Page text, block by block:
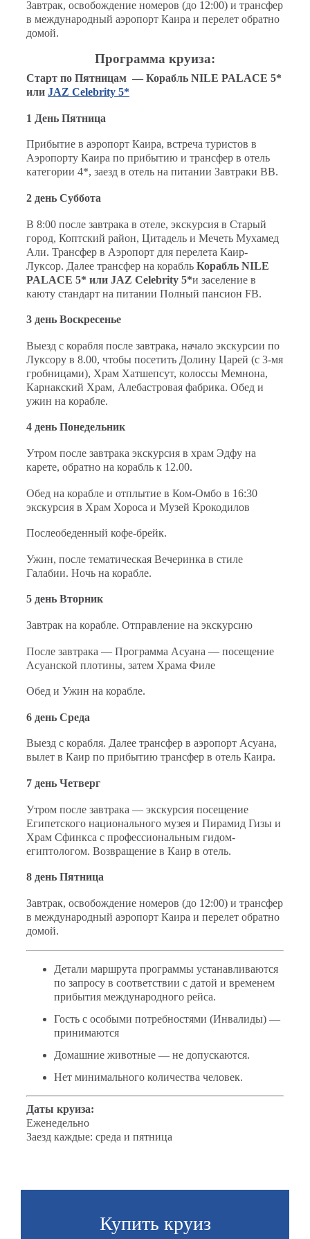
Завтрак, освобождение номеров (до 12:00) и трансфер
в международный аэропорт Каира и перелет обратно
домой.
Программа круиза:
Старт по Пятницам — Корабль NILE PALACE 5*
или JAZ Celebrity 5*
1 День Пятница
Прибытие в аэропорт Каира, встреча туристов в
Аэропорту Каира по прибытию и трансфер в отель
категории 4*, заезд в отель на питании Завтраки BB.
2 день Суббота
В 8:00 после завтрака в отеле, экскурсия в Старый
город, Коптский район, Цитадель и Мечеть Мухамед
Али. Трансфер в Аэропорт для перелета Каир-
Луксор. Далее трансфер на корабль Корабль NILE
PALACE 5* или JAZ Celebrity 5*и заселение в
каюту стандарт на питании Полный пансион FB.
3 день Воскресенье
Выезд с корабля после завтрака, начало экскурсии по
Луксору в 8.00, чтобы посетить Долину Царей (с 3-мя
гробницами), Храм Хатшепсут, колоссы Мемнона,
Карнакский Храм, Алебастровая фабрика. Обед и
ужин на корабле.
4 день Понедельник
Утром после завтрака экскурсия в храм Эдфу на
карете, обратно на корабль к 12.00.
Обед на корабле и отплытие в Ком-Омбо в 16:30
экскурсия в Храм Хороса и Музей Крокодилов
Послеобеденный кофе-брейк.
Ужин, после тематическая Вечеринка в стиле
Галабии. Ночь на корабле.
5 день Вторник
Завтрак на корабле. Отправление на экскурсию
После завтрака — Программа Асуана — посещение
Асуанской плотины, затем Храма Филе
Обед и Ужин на корабле.
6 день Среда
Выезд с корабля. Далее трансфер в аэропорт Асуана,
вылет в Каир по прибытию трансфер в отель Каира.
7 день Четверг
Утром после завтрака — экскурсия посещение
Египетского национального музея и Пирамид Гизы и
Храм Сфинкса с профессиональным гидом-
египтологом. Возвращение в Каир в отель.
8 день Пятница
Завтрак, освобождение номеров (до 12:00) и трансфер
в международный аэропорт Каира и перелет обратно
домой.
Детали маршрута программы устанавливаются
по запросу в соответствии с датой и временем
прибытия международного рейса.
Гость с особыми потребностями (Инвалиды) —
принимаются
Домашние животные — не допускаются.
Нет минимального количества человек.
Даты круиза:
Еженедельно
Заезд каждые: среда и пятница
Купить круиз